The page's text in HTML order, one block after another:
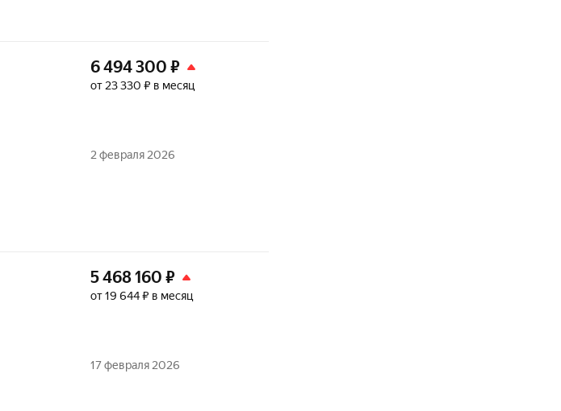
6 494 300 ₽
от 23 330 ₽ в месяц
2 февраля 2026
5 468 160 ₽
от 19 644 ₽ в месяц
17 февраля 2026